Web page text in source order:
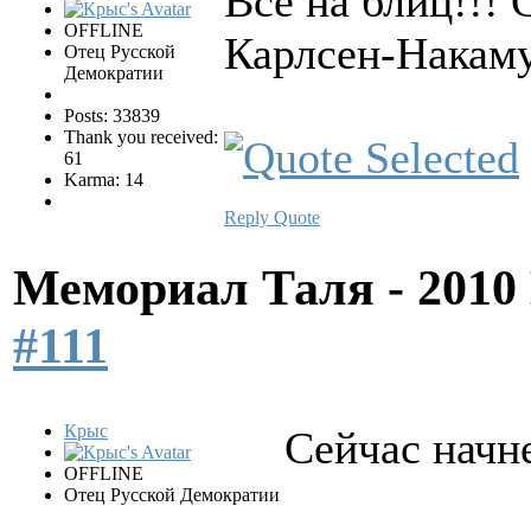
OFFLINE
Отец Русской
Демократии
Posts: 33839
Thank you received:
61
Karma: 14
Карлсен-
Reply Quote
Мемориал Таля -
#111
Крыс
OFFLINE
Отец Русской Демократии
Сейчас